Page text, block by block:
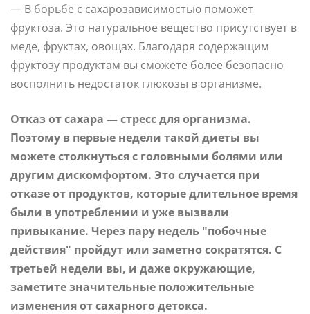
— В борьбе с сахарозависимостью поможет
фруктоза. Это натуральное вещество присутствует в
меде, фруктах, овощах. Благодаря содержащим
фруктозу продуктам вы сможете более безопасно
восполнить недостаток глюкозы в организме.
Отказ от сахара — стресс для организма.
Поэтому в первые недели такой диеты вы
можете столкнуться с головными болями или
другим дискомфортом. Это случается при
отказе от продуктов, которые длительное время
были в употреблении и уже вызвали
привыкание. Через пару недель "побочные
действия" пройдут или заметно сократятся. С
третьей недели вы, и даже окружающие,
заметите значительные положительные
изменения от сахарного детокса.